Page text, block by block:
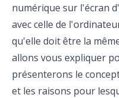
numérique sur l'écran
avec celle de
qu'elle doit être la
allons vous expliquer
présenterons le
et les raisons pour